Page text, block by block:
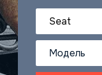
Seat
Модель